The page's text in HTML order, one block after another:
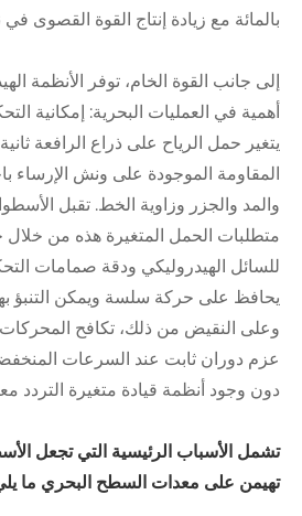
بالمائة مع زيادة إنتاج القوة القصوى
إلى جانب القوة الخام، توفر الأنظمة
أهمية في العمليات البحرية: إمكانية
يتغير حمل الرياح على ذراع الرافعة
المقاومة الموجودة على ونش الإرساء
والمد والجزر وزاوية الخط. تقبل
متطلبات الحمل المتغيرة هذه من
للسائل الهيدروليكي ودقة صمامات
يحافظ على حركة سلسة ويمكن التنبؤ
وعلى النقيض من ذلك، تكافح المحركات
عزم دوران ثابت عند السرعات
دون وجود أنظمة قيادة متغيرة التردد
تشمل الأسباب الرئيسية التي تجعل
تهيمن على معدات السطح البحري ما